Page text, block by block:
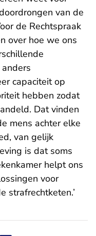
van de
de Rechtspraak
over hoe we ons
capaciteit op
hebben zodat
Dat vinden
mens achter elke
van gelijk
is dat soms
helpt ons
voor
strafrechtketen.’